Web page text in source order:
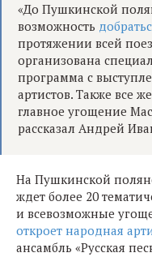
«До Пушкинской
возможность
протяжении всей
организована
программа с
артистов. Также все
главное угощение
рассказал Андрей
На Пушкинской
ждет более 20
и всевозможные
откроет народная
ансамбль «Русская